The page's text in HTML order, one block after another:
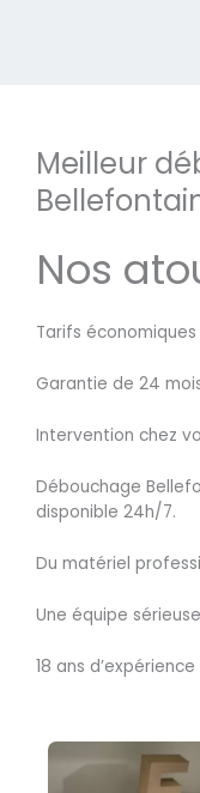
Meilleur
Nos
Tarifs
Garantie de 24
Intervention chez
Débouchage
disponible 24h/7.
Du matériel
Une équipe
18 ans